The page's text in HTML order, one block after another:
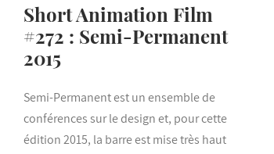
Short Animation Film
#272 : Semi-Permanent
2015
Semi-Permanent est un ensemble de
conférences sur le design et, pour cette
édition 2015, la barre est mise très haut